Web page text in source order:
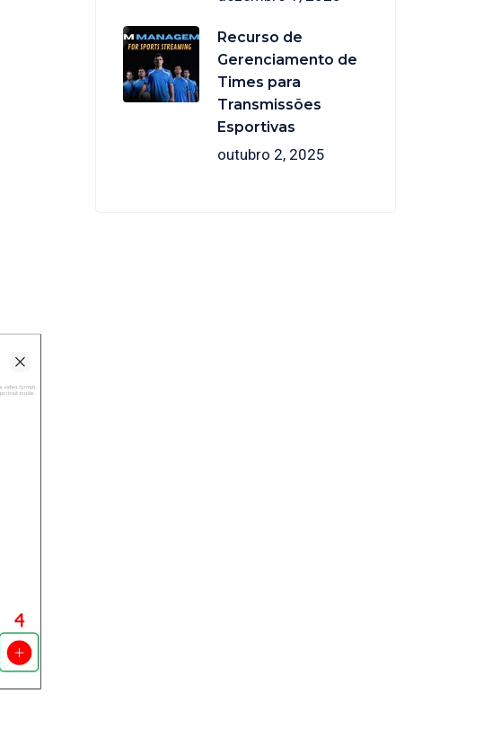
Recurso de
Gerenciamento de
Times para
Transmissões
Esportivas
outubro 2, 2025